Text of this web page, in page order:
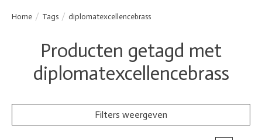
Home / Tags / diplomatexcellencebrass
Producten getagd met
diplomatexcellencebrass
Filters weergeven